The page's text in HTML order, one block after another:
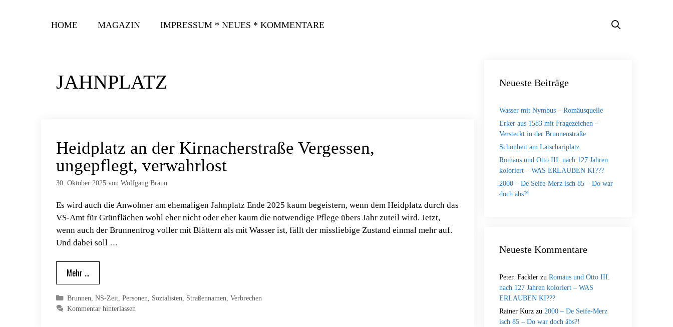
HOME MAGAZIN IMPRESSUM * NEUES * KOMMENTARE
JAHNPLATZ
Heidplatz an der Kirnacherstraße Vergessen,
ungepflegt, verwahrlost
30. Oktober 2025 von Wolfgang Bräun
Es wird auch die Anwohner am ehemaligen Jahnplatz Ende 2025 kaum begeistern, wenn dem Heidplatz durch das
VS-Amt für Grünflächen wohl eher nicht oder eher kaum die notwendige Pflege übers Jahr zuteil wird. Jetzt,
wenn auch der Brunnentrog voller mit Blättern als mit Wasser ist, fällt der missliebige Zustand einmal mehr auf.
Und dabei soll …
Mehr …
Kategorien
Brunnen, NS-Zeit, Personen, Sozialisten, Straßennamen, Verbrechen
Kommentar hinterlassen
Neueste Beiträge
Wasser mit Nymbus – Romäusquelle
Erker aus 1583 mit Fragezeichen –
Versteckt in der Brunnenstraße
Schönheit am Latschariplatz
Romäus und Otto III. nach 127 Jahren
koloriert – WAS ERLAUBEN KI???
2000 – De Seife-Merz isch 85 – Do war
doch äbs?!
Neueste Kommentare
Peter. Fackler zu Romäus und Otto III.
nach 127 Jahren koloriert – WAS
ERLAUBEN KI???
Rainer Kurz zu 2000 – De Seife-Merz
isch 85 – Do war doch äbs?!